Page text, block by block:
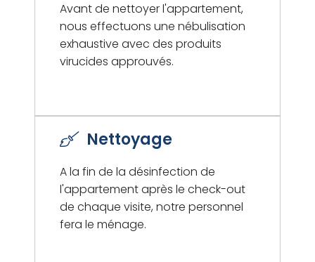
Avant de nettoyer l'appartement,
nous effectuons une nébulisation
exhaustive avec des produits
virucides approuvés.
Nettoyage
A la fin de la désinfection de
l'appartement après le check-out
de chaque visite, notre personnel
fera le ménage.